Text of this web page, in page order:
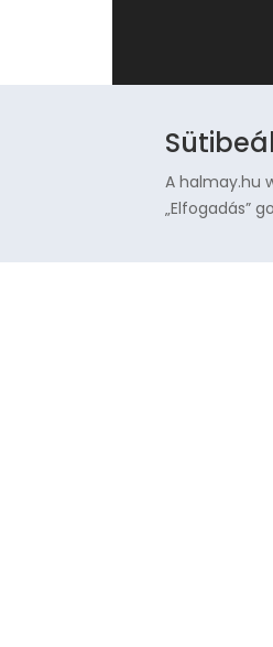
A halmay.hu
„Elfogadás”